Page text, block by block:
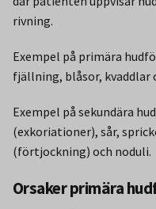
rivning.
Exempel på primära
fjällning, blåsor, kvaddlar
Exempel på sekundära
(exkoriationer), sår,
(förtjockning) och noduli.
Orsaker primära